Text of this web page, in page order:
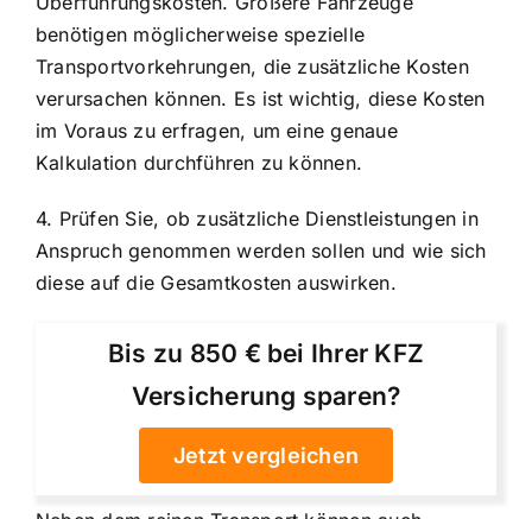
benötigen möglicherweise spezielle
Transportvorkehrungen, die zusätzliche Kosten
verursachen können. Es ist wichtig, diese Kosten
im Voraus zu erfragen, um eine genaue
Kalkulation durchführen zu können.
4. Prüfen Sie, ob zusätzliche Dienstleistungen in
Anspruch genommen werden sollen und wie sich
diese auf die Gesamtkosten auswirken.
Bis zu 850 € bei Ihrer KFZ
Versicherung sparen?
Jetzt vergleichen